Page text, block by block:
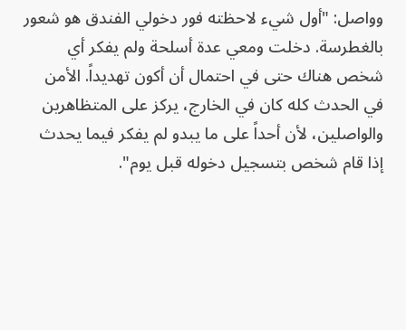
وواصل: "أول شيء لاحظته فور دخولي الفندق هو شعور
بالغطرسة. دخلت ومعي عدة أسلحة ولم يفكر أي
شخص هناك حتى في احتمال أن أكون تهديداً. الأمن
في الحدث كله كان في الخارج، يركز على المتظاهرين
والواصلين، لأن أحداً على ما يبدو لم يفكر فيما يحدث
إذا قام شخص بتسجيل دخوله قبل يوم".